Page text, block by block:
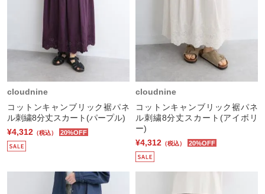
cloudnine
コットンキャンブリック裾パネ
ル刺繍8分丈スカート(パープル)
¥4,312 （税込） 20%OFF
cloudnine
コットンキャンブリック裾パネ
ル刺繍8分丈スカート(アイボリ
ー)
¥4,312 （税込） 20%OFF